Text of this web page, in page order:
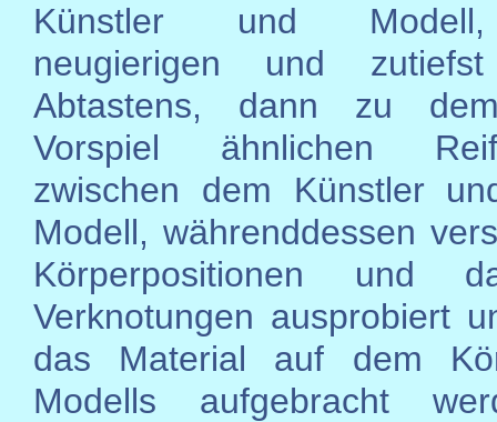
Künstler und
neugierigen und
Abtastens, dann zu
Vorspiel ähnlichen
zwischen dem Künstler
Modell, währenddessen
Körperpositionen und
Verknotungen ausprobiert
das Material auf dem
Modells aufgebracht